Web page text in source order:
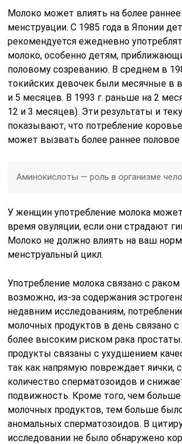
Молоко может влиять на более раннее
менструации. С 1985 года в Японии
рекомендуется ежедневно
молоко, особенно детям,
половому созреванию. В среднем в
токийских девочек были месячные в
и 5 месяцев. В 1993 г. раньше на 2
12 и 3 месяцев). Эти результаты и
показывают, что потребление
может вызвать более раннее половое
Аминокислоты — роль в организме
У женщин употребление молока
время овуляции, если они страдают
Молоко не должно влиять на ваш
менструальный цикл.
Употребление молока связано с
возможно, из-за содержания
недавним исследованиям,
молочных продуктов в день связано с
более высоким риском рака
продукты связаны с ухудшением
так как напрямую повреждает яички,
количество сперматозоидов и
подвижность. Кроме того, чем
молочных продуктов, тем больше
аномальных сперматозоидов. В
исследовании не было обнаружено